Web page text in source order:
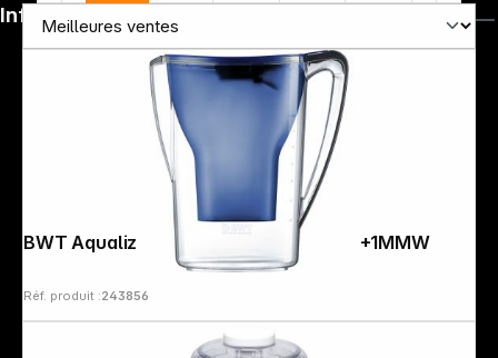
BWT Aqualizer Home 125557842 bleu +1MMW
Réf. produit :243856
Infoterminal